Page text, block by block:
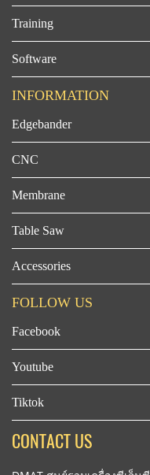
Training
Software
INFORMATION
Edgebander
CNC
Membrane
Table Saw
Accessories
FOLLOW US
Facebook
Youtube
Tiktok
CONTACT US